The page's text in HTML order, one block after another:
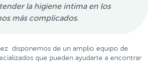
la higiene intima en los
más complicados.
disponemos de un amplio equipo de
que pueden ayudarte a encontrar